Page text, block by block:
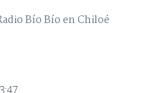
Bío Bío en Chiloé